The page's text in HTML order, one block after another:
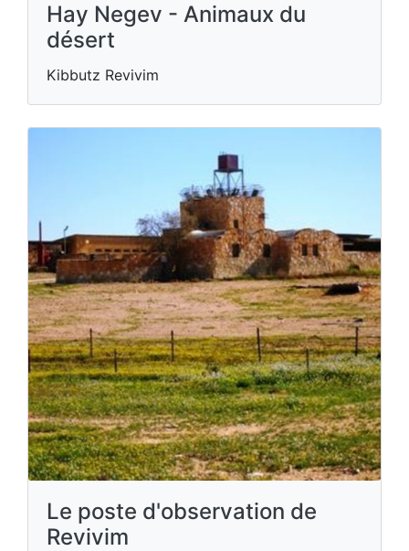
Hay Negev - Animaux du
désert
Kibbutz Revivim
Le poste d'observation de
Revivim